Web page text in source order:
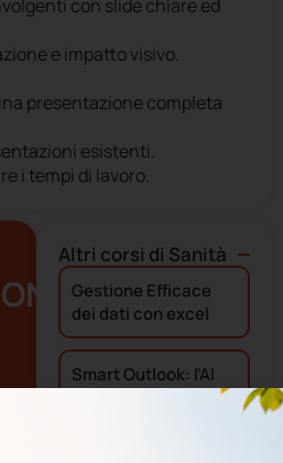
con slide chiare ed
e impatto visivo.
presentazione completa
esistenti.
i tempi di lavoro.
Altri corsi di Sanità
Gestione Efficace
dei dati con excel
Smart Outlook: l’AI